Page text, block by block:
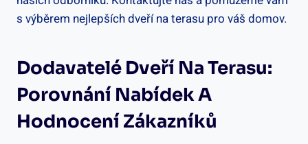
s výběrem nejlepších dveří na terasu pro váš domov.
Dodavatelé Dveří Na Terasu:
Porovnání Nabídek A
Hodnocení Zákazníků